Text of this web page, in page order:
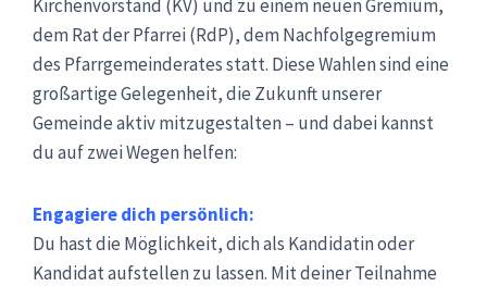
Kirchenvorstand (KV) und zu einem neuen Gremium,
dem Rat der Pfarrei (RdP), dem Nachfolgegremium
des Pfarrgemeinderates statt. Diese Wahlen sind eine
großartige Gelegenheit, die Zukunft unserer
Gemeinde aktiv mitzugestalten – und dabei kannst
du auf zwei Wegen helfen:
Engagiere dich persönlich:
Du hast die Möglichkeit, dich als Kandidatin oder
Kandidat aufstellen zu lassen. Mit deiner Teilnahme